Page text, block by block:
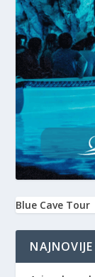
Blue Cave Tour
NAJNOVIJE